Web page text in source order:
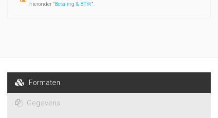
hieronder "Betaling & BTW".
Formaten
Gegevens